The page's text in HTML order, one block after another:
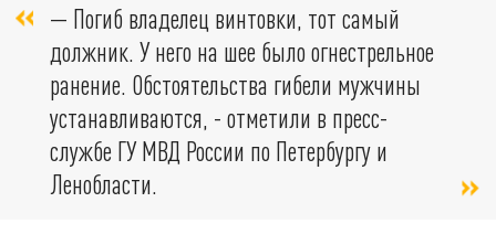
— Погиб владелец винтовки, тот самый
должник. У него на шее было огнестрельное
ранение. Обстоятельства гибели мужчины
устанавливаются, - отметили в пресс-
службе ГУ МВД России по Петербургу и
Ленобласти.